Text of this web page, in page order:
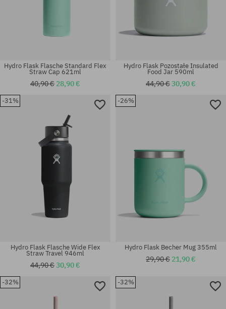
Hydro Flask Flasche Standard Flex
Straw Cap 621ml
40,90 € 28,90 €
Hydro Flask Pozostałe Insulated
Food Jar 590ml
44,90 €30,90 €
-31%
Hydro Flask Flasche Wide Flex
Straw Travel 946ml
44,90 €30,90 €
-26%
Hydro Flask Becher Mug 355ml
29,90 € 21,90 €
-32% -32%